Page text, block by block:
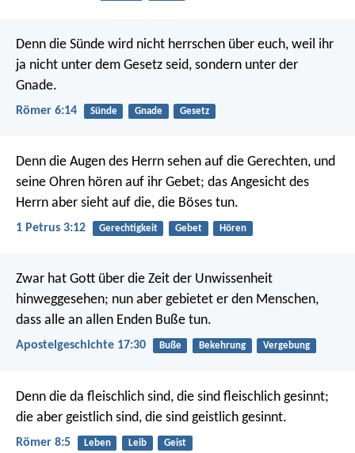
Denn die Sünde wird nicht herrschen über euch, weil ihr
ja nicht unter dem Gesetz seid, sondern unter der
Gnade.
Römer 6:14 Sünde Gnade Gesetz
Denn die Augen des Herrn sehen auf die Gerechten, und
seine Ohren hören auf ihr Gebet; das Angesicht des
Herrn aber sieht auf die, die Böses tun.
1 Petrus 3:12 Gerechtigkeit Gebet Hören
Zwar hat Gott über die Zeit der Unwissenheit
hinweggesehen; nun aber gebietet er den Menschen,
dass alle an allen Enden Buße tun.
Apostelgeschichte 17:30 Buße Bekehrung Vergebung
Denn die da fleischlich sind, die sind fleischlich gesinnt;
die aber geistlich sind, die sind geistlich gesinnt.
Römer 8:5 Leben Leib Geist